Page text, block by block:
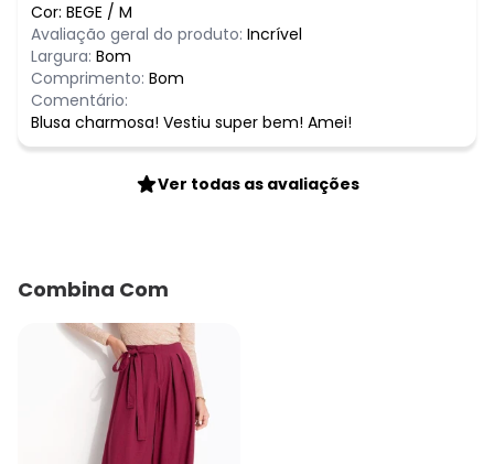
Cor: BEGE / M
Avaliação geral do produto: Incrível
Largura: Bom
Comprimento: Bom
Comentário:
Blusa charmosa! Vestiu super bem! Amei!
Ver todas as avaliações
Combina Com